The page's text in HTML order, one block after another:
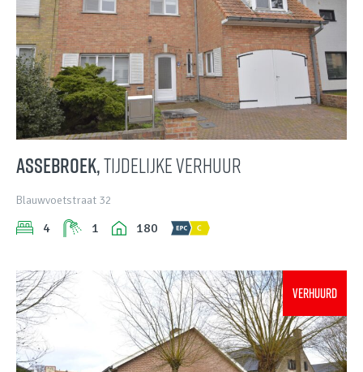
ASSEBROEK,tijdelijke verhuur
Blauwvoetstraat 32
4 1 180
VERHUURD